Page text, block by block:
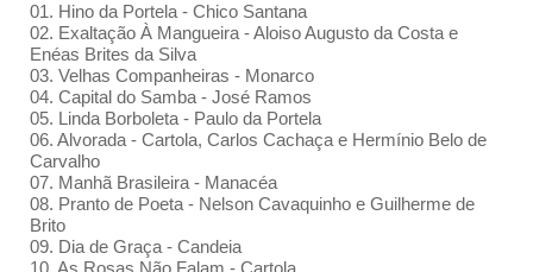
01. Hino da Portela - Chico Santana
02. Exaltação À Mangueira - Aloiso Augusto da Costa e
Enéas Brites da Silva
03. Velhas Companheiras - Monarco
04. Capital do Samba - José Ramos
05. Linda Borboleta - Paulo da Portela
06. Alvorada - Cartola, Carlos Cachaça e Hermínio Belo de
Carvalho
07. Manhã Brasileira - Manacéa
08. Pranto de Poeta - Nelson Cavaquinho e Guilherme de
Brito
09. Dia de Graça - Candeia